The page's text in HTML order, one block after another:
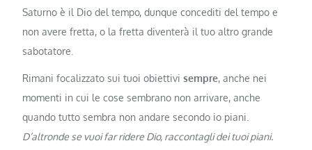
Saturno è il Dio del tempo, dunque concediti del tempo e
non avere fretta, o la fretta diventerà il tuo altro grande
sabotatore.
Rimani focalizzato sui tuoi obiettivisempre, anche nei
momenti in cui le cose sembrano non arrivare, anche
quando tutto sembra non andare secondo io piani.
D’altronde se vuoi far ridere Dio, raccontagli dei tuoi piani.